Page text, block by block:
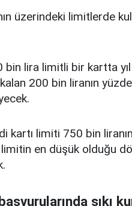
üzerindeki limitlerde
bin lira limitli bir kartta
kalan 200 bin liranın
kartı limiti 750 bin
limitin en düşük olduğu
sıkı